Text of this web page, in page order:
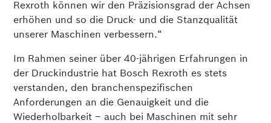
Rexroth können wir den Präzisionsgrad der Achsen
erhöhen und so die Druck- und die Stanzqualität
unserer Maschinen verbessern.“
Im Rahmen seiner über 40-jährigen Erfahrungen in
der Druckindustrie hat Bosch Rexroth es stets
verstanden, den branchenspezifischen
Anforderungen an die Genauigkeit und die
Wiederholbarkeit – auch bei Maschinen mit sehr